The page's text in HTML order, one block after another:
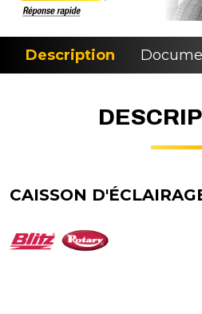
Description
CAISSON